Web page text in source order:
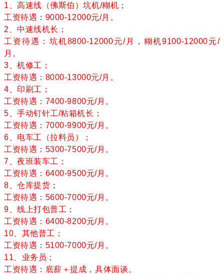
1、高速线（佛斯伯）坑机/糊机；
工资待遇：9000-12000元/月。
2、中速线机长；
工资待遇：坑机8800-12000元/月，糊机9100-12000元/
月。
3、机修工；
工资待遇：8000-13000元/月。
4、印刷工；
工资待遇：7400-9800元/月。
5、手动钉针工/粘箱机长；
工资待遇：7000-9900元/月。
6、电车工（拉料员）；
工资待遇：5300-7500元/月。
7、夜班装车工；
工资待遇：6400-9500元/月。
8、仓库提货；
工资待遇：5600-7000元/月。
9、线上打包普工；
工资待遇：6400-8200元/月。
10、其他普工；
工资待遇：5100-7000元/月。
11、业务员；
工资待遇：底薪＋提成，具体面谈。